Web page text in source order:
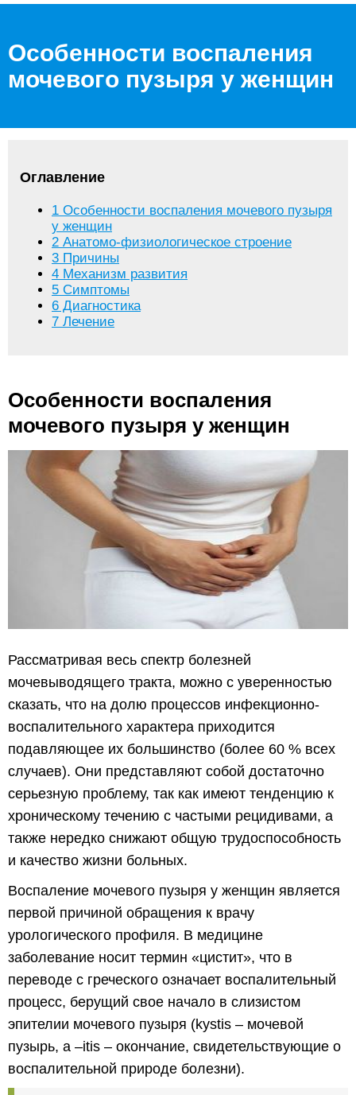
Особенности воспаления
мочевого пузыря у женщин
Оглавление
1 Особенности воспаления мочевого пузыря
у женщин
2 Анатомо-физиологическое строение
3 Причины
4 Механизм развития
5 Симптомы
6 Диагностика
7 Лечение
Особенности воспаления
мочевого пузыря у женщин
Рассматривая весь спектр болезней
мочевыводящего тракта, можно с уверенностью
сказать, что на долю процессов инфекционно-
воспалительного характера приходится
подавляющее их большинство (более 60 % всех
случаев). Они представляют собой достаточно
серьезную проблему, так как имеют тенденцию к
хроническому течению с частыми рецидивами, а
также нередко снижают общую трудоспособность
и качество жизни больных.
Воспаление мочевого пузыря у женщин является
первой причиной обращения к врачу
урологического профиля. В медицине
заболевание носит термин «цистит», что в
переводе с греческого означает воспалительный
процесс, берущий свое начало в слизистом
эпителии мочевого пузыря (kystis – мочевой
пузырь, а –itis – окончание, свидетельствующие о
воспалительной природе болезни).